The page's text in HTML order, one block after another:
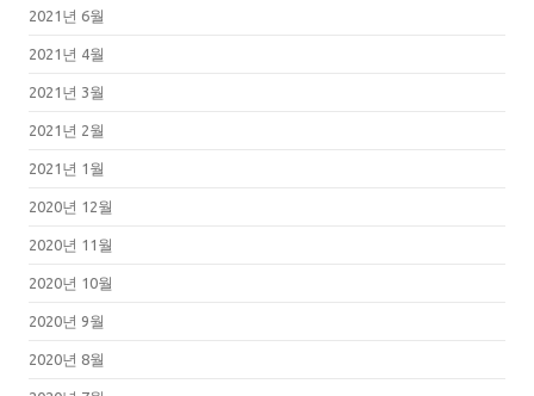
2021년 6월
2021년 4월
2021년 3월
2021년 2월
2021년 1월
2020년 12월
2020년 11월
2020년 10월
2020년 9월
2020년 8월